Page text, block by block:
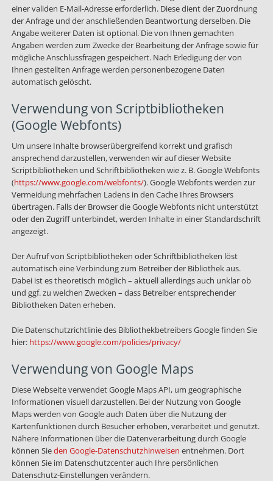
einer validen E-Mail-Adresse erforderlich. Diese dient der Zuordnung
der Anfrage und der anschließenden Beantwortung derselben. Die
Angabe weiterer Daten ist optional. Die von Ihnen gemachten
Angaben werden zum Zwecke der Bearbeitung der Anfrage sowie für
mögliche Anschlussfragen gespeichert. Nach Erledigung der von
Ihnen gestellten Anfrage werden personenbezogene Daten
automatisch gelöscht.
Verwendung von Scriptbibliotheken
(Google Webfonts)
Um unsere Inhalte browserübergreifend korrekt und grafisch
ansprechend darzustellen, verwenden wir auf dieser Website
Scriptbibliotheken und Schriftbibliotheken wie z. B. Google Webfonts
(https://www.google.com/webfonts/). Google Webfonts werden zur
Vermeidung mehrfachen Ladens in den Cache Ihres Browsers
übertragen. Falls der Browser die Google Webfonts nicht unterstützt
oder den Zugriff unterbindet, werden Inhalte in einer Standardschrift
angezeigt.
Der Aufruf von Scriptbibliotheken oder Schriftbibliotheken löst
automatisch eine Verbindung zum Betreiber der Bibliothek aus.
Dabei ist es theoretisch möglich – aktuell allerdings auch unklar ob
und ggf. zu welchen Zwecken – dass Betreiber entsprechender
Bibliotheken Daten erheben.
Die Datenschutzrichtlinie des Bibliothekbetreibers Google finden Sie
hier: https://www.google.com/policies/privacy/
Verwendung von Google Maps
Diese Webseite verwendet Google Maps API, um geographische
Informationen visuell darzustellen. Bei der Nutzung von Google
Maps werden von Google auch Daten über die Nutzung der
Kartenfunktionen durch Besucher erhoben, verarbeitet und genutzt.
Nähere Informationen über die Datenverarbeitung durch Google
können Sieden Google-Datenschutzhinweisen entnehmen. Dort
können Sie im Datenschutzcenter auch Ihre persönlichen
Datenschutz-Einstellungen verändern.